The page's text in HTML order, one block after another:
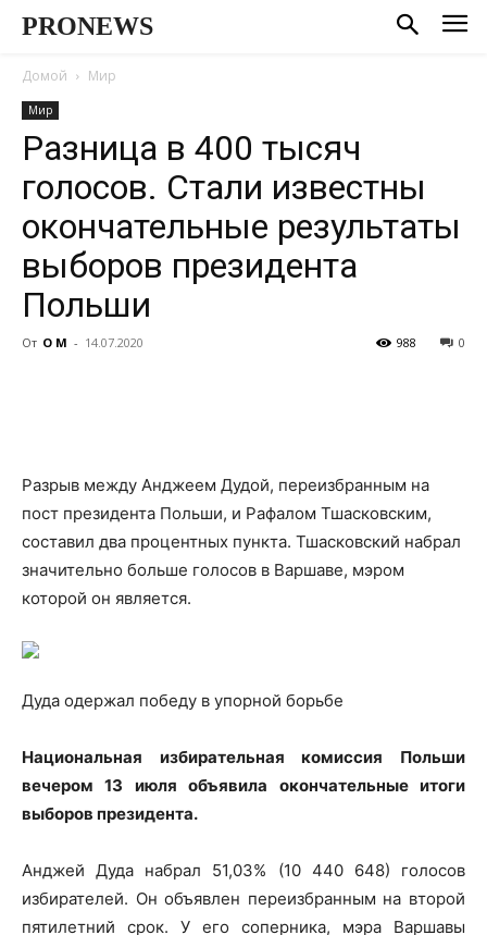
PRONEWS
Домой Мир
Мир
Разница в 400 тысяч
голосов. Стали известны
окончательные результаты
выборов президента
Польши
От О М - 14.07.2020 0
988
Разрыв между Анджеем Дудой, переизбранным на
пост президента Польши, и Рафалом Тшасковским,
составил два процентных пункта. Тшасковский набрал
значительно больше голосов в Варшаве, мэром
которой он является.
Дуда одержал победу в упорной борьбе
Национальная избирательная комиссия Польши
вечером 13 июля объявила окончательные итоги
выборов президента.
Анджей Дуда набрал 51,03% (10 440 648) голосов
избирателей. Он объявлен переизбранным на второй
пятилетний срок. У его соперника, мэра Варшавы